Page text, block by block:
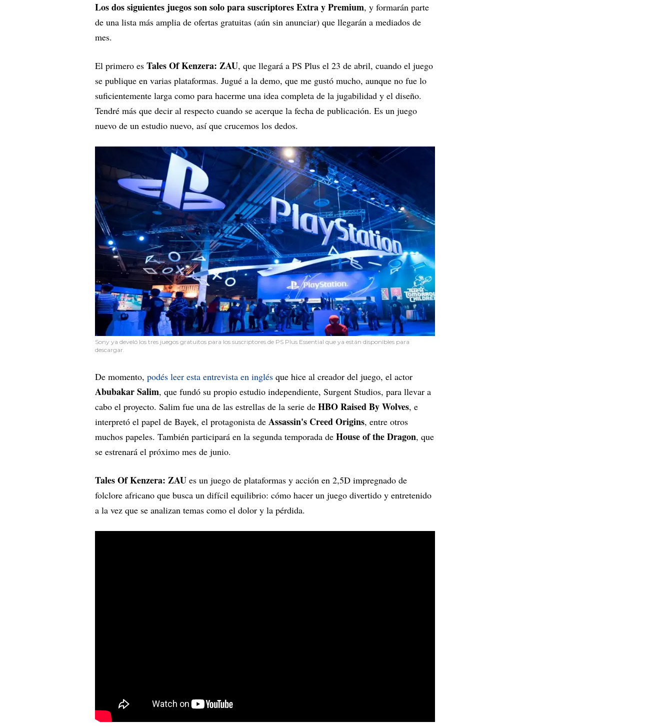
Los dos siguientes juegos son solo para suscriptores Extra y Premium, y formarán parte
de una lista más amplia de ofertas gratuitas (aún sin anunciar) que llegarán a mediados de
mes.
El primero es Tales Of Kenzera: ZAU, que llegará a PS Plus el 23 de abril, cuando el juego
se publique en varias plataformas. Jugué a la demo, que me gustó mucho, aunque no fue lo
suficientemente larga como para hacerme una idea completa de la jugabilidad y el diseño.
Tendré más que decir al respecto cuando se acerque la fecha de publicación. Es un juego
nuevo de un estudio nuevo, así que crucemos los dedos.
Sony ya develó los tres juegos gratuitos para los suscriptores de PS Plus Essential que ya están disponibles para
descargar.
De momento, podés leer esta entrevista en inglés que hice al creador del juego, el actor
Abubakar Salim, que fundó su propio estudio independiente, Surgent Studios, para llevar a
cabo el proyecto. Salim fue una de las estrellas de la serie de HBO Raised By Wolves, e
interpretó el papel de Bayek, el protagonista de Assassin's Creed Origins, entre otros
muchos papeles. También participará en la segunda temporada de House of the Dragon, que
se estrenará el próximo mes de junio.
Tales Of Kenzera: ZAU es un juego de plataformas y acción en 2,5D impregnado de
folclore africano que busca un difícil equilibrio: cómo hacer un juego divertido y entretenido
a la vez que se analizan temas como el dolor y la pérdida.